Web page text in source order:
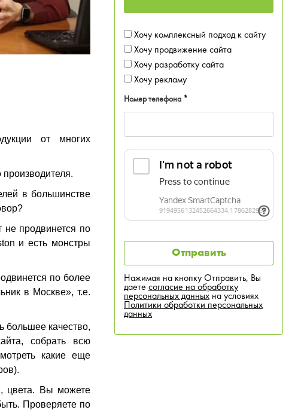
от многих
в большинстве
продвинется по
и есть монстры
по более
в Москве», т.е.
большее качество,
собрать всю
какие еще
цвета. Вы можете
Проверяете по
Хочу комплексный подход к сайту
Хочу продвижение сайта
Хочу разработку сайта
Хочу рекламу
Номер телефона *
Нажимая на кнопку Отправить, Вы
даете согласие на обработку
персональных данных на условиях
Политики обработки персональных
данных